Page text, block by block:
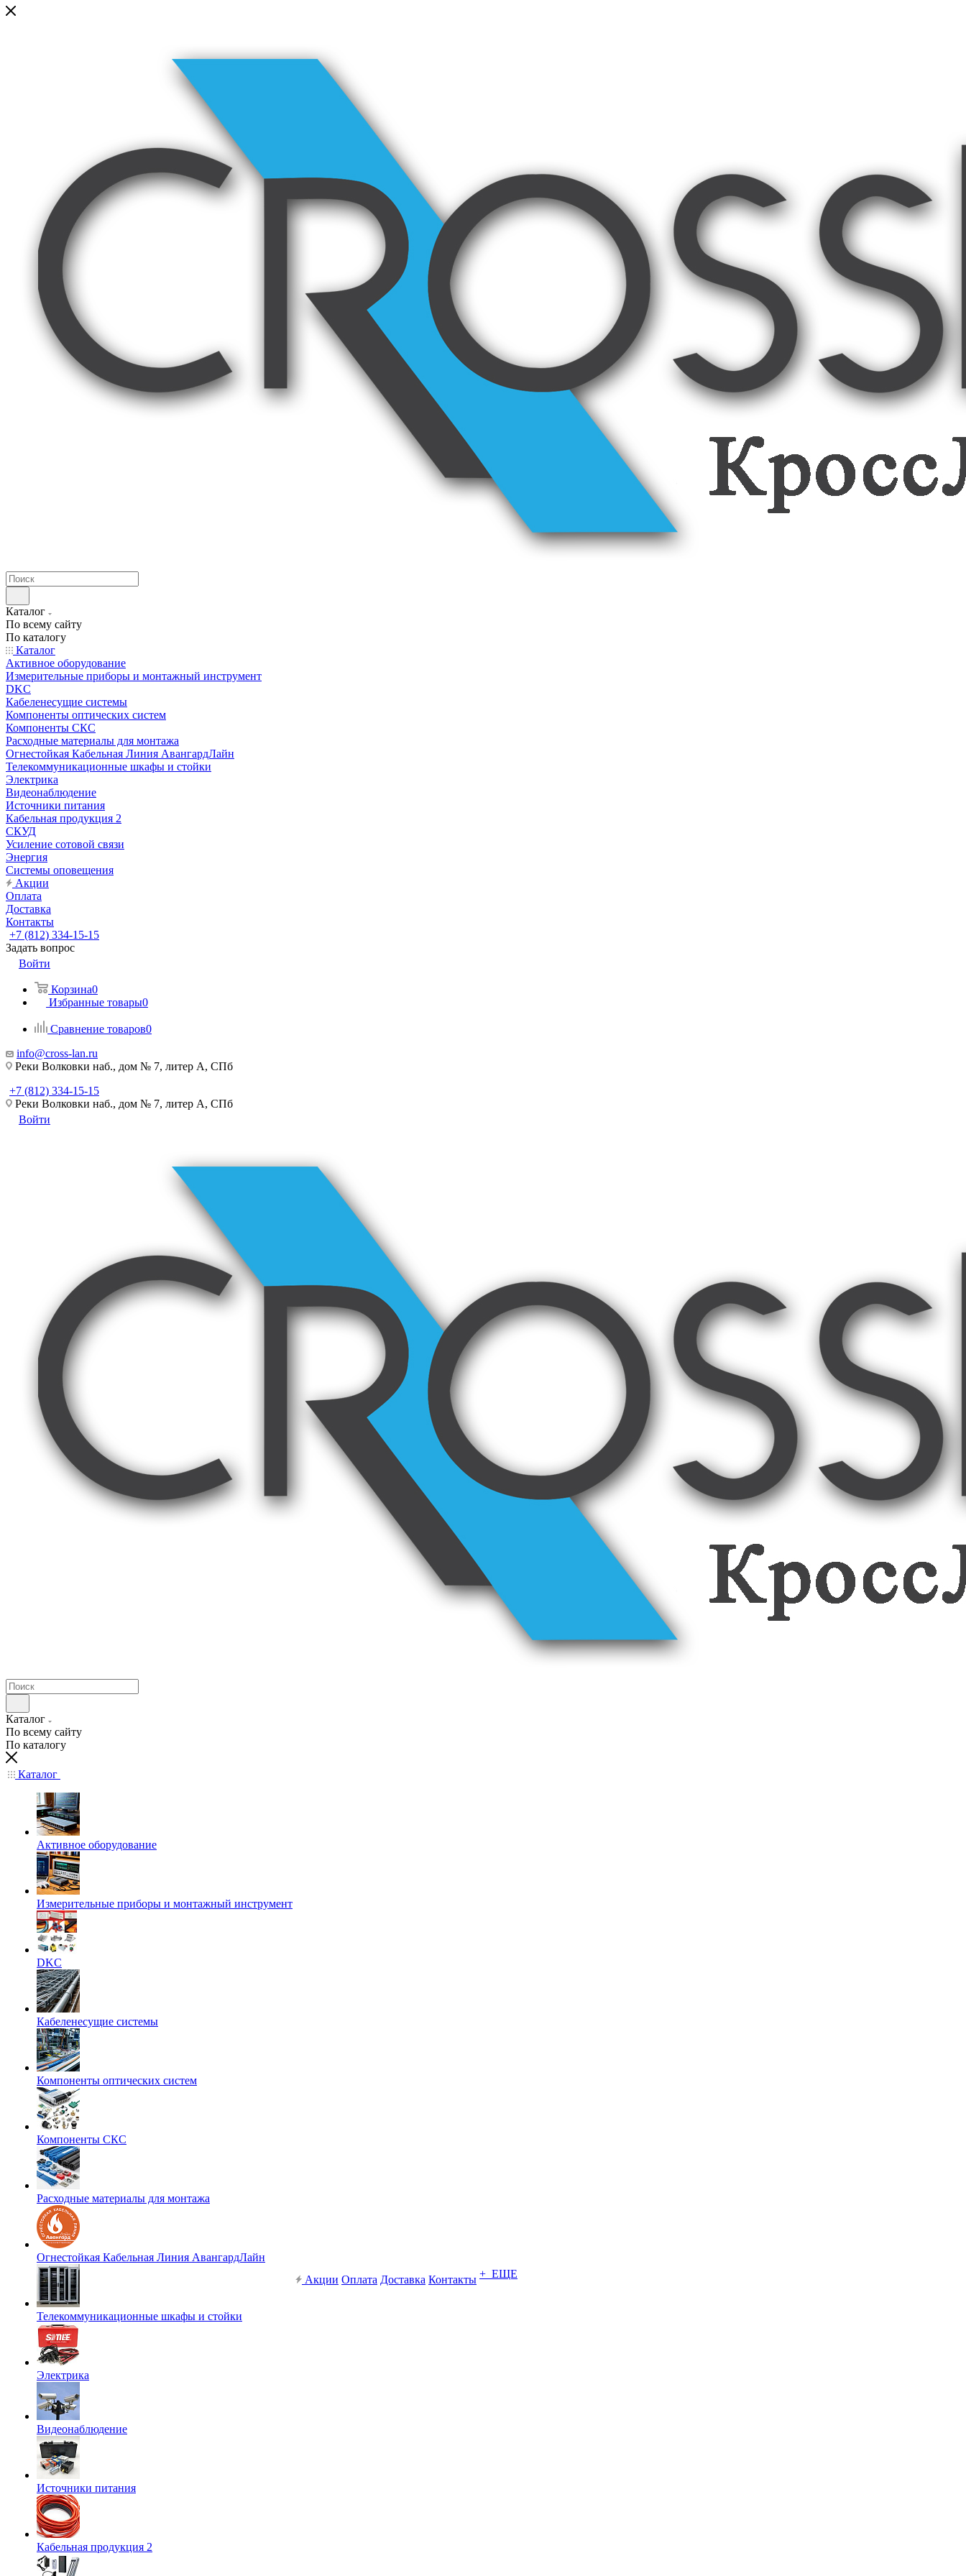
Каталог
По всему сайту
По каталогу
Каталог
Активное оборудование
Измерительные приборы и монтажный инструмент
DKC
Кабеленесущие системы
Компоненты оптических систем
Компоненты СКС
Расходные материалы для монтажа
Огнестойкая Кабельная Линия АвангардЛайн
Телекоммуникационные шкафы и стойки
Электрика
Видеонаблюдение
Источники питания
Кабельная продукция 2
СКУД
Усиление сотовой связи
Энергия
Системы оповещения
Акции
Оплата
Доставка
Контакты
+7 (812) 334-15-15
Задать вопрос
Войти
Корзина0
Избранные товары0
Сравнение товаров0
info@cross-lan.ru
Реки Волковки наб., дом № 7, литер А, СПб
+7 (812) 334-15-15
Реки Волковки наб., дом № 7, литер А, СПб
Войти
Каталог
По всему сайту
По каталогу
Каталог
Активное оборудование
Измерительные приборы и монтажный инструмент
DKC
Кабеленесущие системы
Компоненты оптических систем
Компоненты СКС
Расходные материалы для монтажа
Огнестойкая Кабельная Линия АвангардЛайн
Телекоммуникационные шкафы и стойки
Электрика
Видеонаблюдение
Источники питания
Кабельная продукция 2
Акции Оплата Доставка Контакты + ЕЩЕ